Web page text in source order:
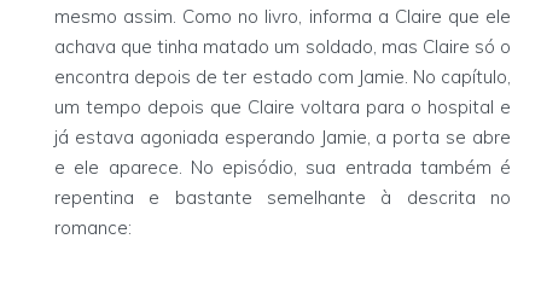
mesmo assim. Como no livro, informa a Claire que ele
achava que tinha matado um soldado, mas Claire só o
encontra depois de ter estado com Jamie. No capítulo,
um tempo depois que Claire voltara para o hospital e
já estava agoniada esperando Jamie, a porta se abre
e ele aparece. No episódio, sua entrada também é
repentina e bastante semelhante à descrita no
romance: